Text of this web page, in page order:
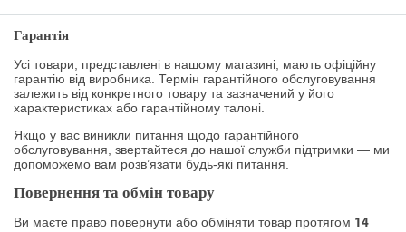
Гарантія
Усі товари, представлені в нашому магазині, мають офіційну
гарантію від виробника. Термін гарантійного обслуговування
залежить від конкретного товару та зазначений у його
характеристиках або гарантійному талоні.
Якщо у вас виникли питання щодо гарантійного
обслуговування, звертайтеся до нашої служби підтримки — ми
допоможемо вам розв’язати будь-які питання.
Повернення та обмін товару
Ви маєте право повернути або обміняти товар протягом 14